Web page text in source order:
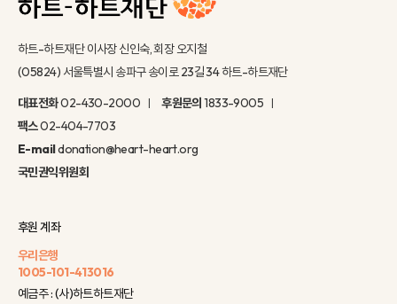
하트-하트재단 이사장 신인숙, 회장 오지철
(05824) 서울특별시 송파구 송이로 23길 34 하트-하트재단
대표전화02-430-2000 후원문의1833-9005
팩스02-404-7703
E-maildonation@heart-heart.org
국민권익위원회
후원 계좌
우리은행
1005-101-413016
예금주 : (사)하트하트재단